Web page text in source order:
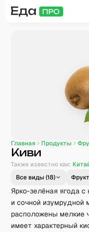
Главная Продукты
Киви
Также известно как:
Все виды (18)
Ярко-зелёная ягода
и сочной изумрудной
расположены мелкие
имеет характерный